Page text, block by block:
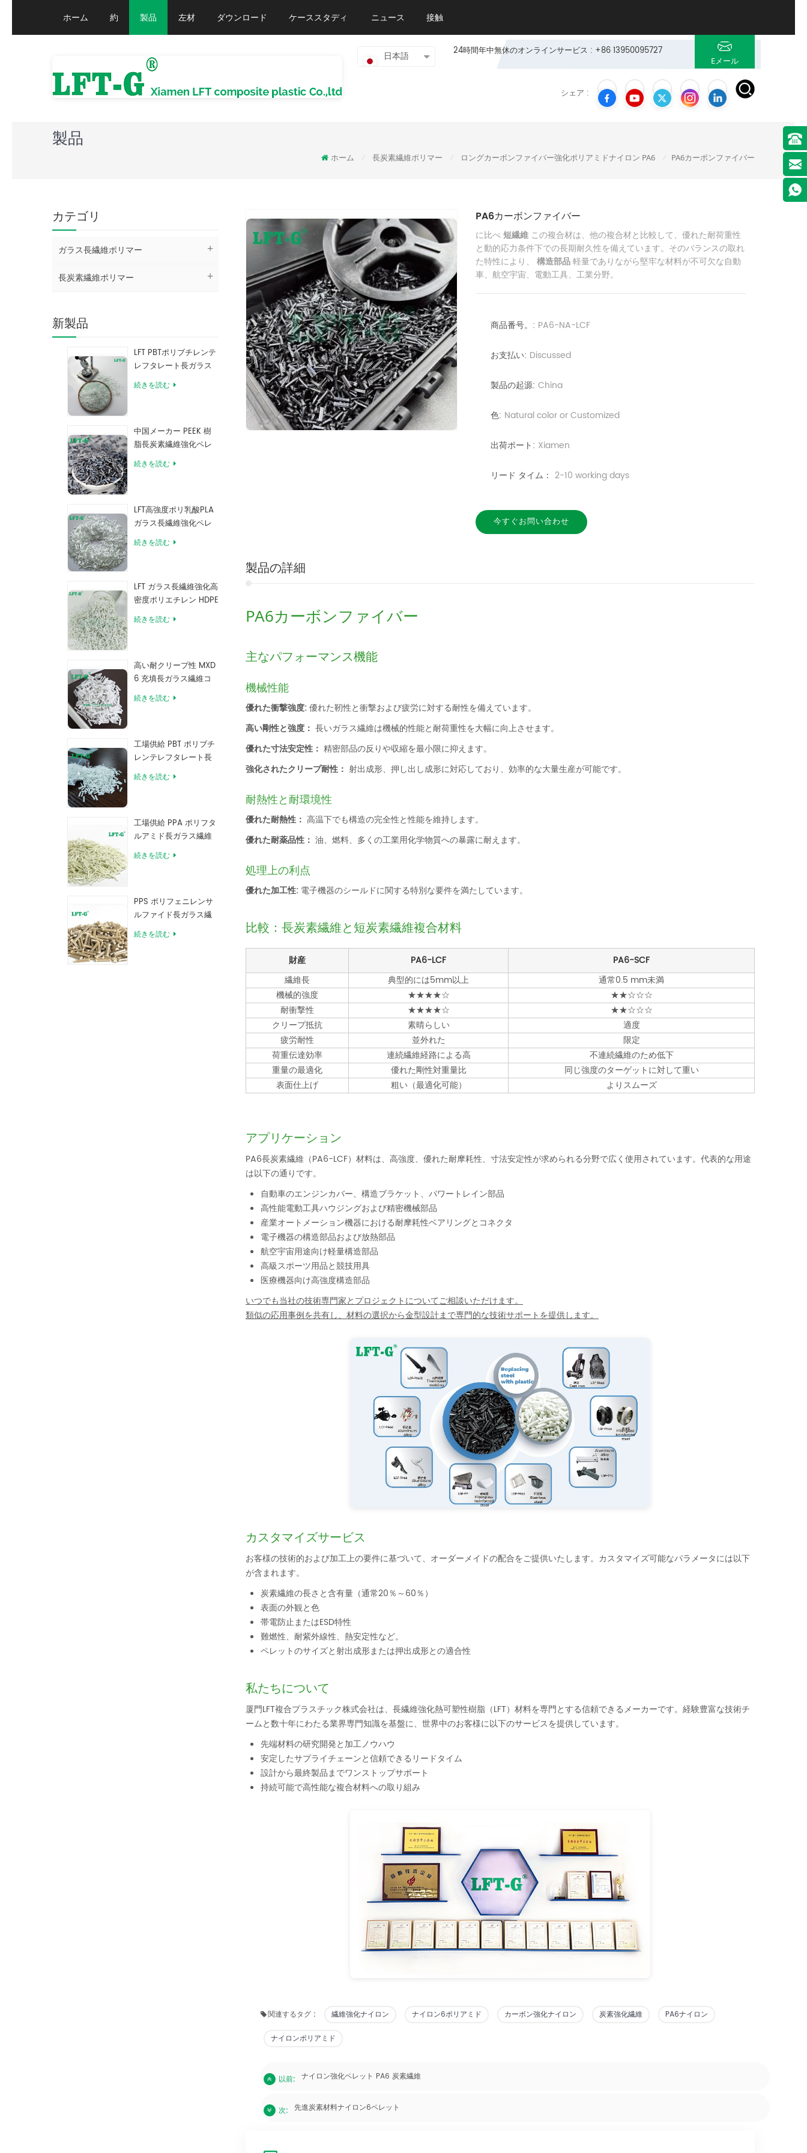
ホーム 約 製品 左材 ダウンロード ケーススタディ ニュース 接触
24時間年中無休のオンラインサービス : +86 13950095727
Eメール
日本語
シェア :
製品
ホーム 長炭素繊維ポリマー ロングカーボンファイバー強化ポリアミドナイロン PA6 PA6カーボンファイバー
カテゴリ
ガラス長繊維ポリマー
長炭素繊維ポリマー
新製品
LFT PBTポリブチレンテ
レフタレート長ガラス
繊維充填複合材料
続きを読む
中国メーカー PEEK 樹
脂長炭素繊維強化ペレ
ット
続きを読む
LFT高強度ポリ乳酸PLA
ガラス長繊維強化ペレ
ット
続きを読む
LFT ガラス長繊維強化高
密度ポリエチレン HDPE
続きを読む
高い耐クリープ性 MXD
6 充填長ガラス繊維コ
ンパウンド
続きを読む
工場供給 PBT ポリブチ
レンテレフタレート長
ガラス繊維強化コンパ
ウンド
続きを読む
工場供給 PPA ポリフタ
ルアミド長ガラス繊維
強化コンパウンド
続きを読む
PPS ポリフェニレンサ
ルファイド長ガラス繊
維強化コンパウンド
続きを読む
PA6カーボンファイバー
に比べ短繊維 この複合材は、他の複合材と比較して、優れた耐荷重性
と動的応力条件下での長期耐久性を備えています。そのバランスの取れ
た特性により、構造部品軽量でありながら堅牢な材料が不可欠な自動
車、航空宇宙、電動工具、工業分野。
商品番号。: PA6-NA-LCF
お支払い: Discussed
製品の起源: China
色: Natural color or Customized
出荷ポート: Xiamen
リード タイム： 2-10 working days
今すぐお問い合わせ
製品の詳細
PA6カーボンファイバー
主なパフォーマンス機能
機械性能
優れた衝撃強度:優れた靭性と衝撃および疲労に対する耐性を備えています。
高い剛性と強度： 長いガラス繊維は機械的性能と耐荷重性を大幅に向上させます。
優れた寸法安定性： 精密部品の反りや収縮を最小限に抑えます。
強化されたクリープ耐性： 射出成形、押し出し成形に対応しており、効率的な大量生産が可能です。
耐熱性と耐環境性
優れた耐熱性： 高温下でも構造の完全性と性能を維持します。
優れた耐薬品性： 油、燃料、多くの工業用化学物質への暴露に耐えます。
処理上の利点
優れた加工性: 電子機器のシールドに関する特別な要件を満たしています。
比較：長炭素繊維と短炭素繊維複合材料
財産 PA6-LCF
PA6-SCF
繊維長
典型的には5mm以上
通常0.5 mm未満
機械的強度
★★★★☆
★★☆☆☆
耐衝撃性
★★★★☆
★★☆☆☆
クリープ抵抗
素晴らしい
適度
疲労耐性
並外れた
限定
荷重伝達効率
連続繊維経路による高
不連続繊維のため低下
重量の最適化
優れた剛性対重量比
同じ強度のターゲットに対して重い
表面仕上げ
粗い（最適化可能） よりスムーズ
アプリケーション
PA6長炭素繊維（PA6-LCF）材料は、高強度、優れた耐摩耗性、寸法安定性が求められる分野で広く使用されています。代表的な用途
は以下の通りです。
自動車のエンジンカバー、構造ブラケット、パワートレイン部品
高性能電動工具ハウジングおよび精密機械部品
産業オートメーション機器における耐摩耗性ベアリングとコネクタ
電子機器の構造部品および放熱部品
航空宇宙用途向け軽量構造部品
高級スポーツ用品と競技用具
医療機器向け高強度構造部品
いつでも当社の技術専門家とプロジェクトについてご相談いただけます。
類似の応用事例を共有し、材料の選択から金型設計まで専門的な技術サポートを提供します。
カスタマイズサービス
お客様の技術的および加工上の要件に基づいて、オーダーメイドの配合をご提供いたします。カスタマイズ可能なパラメータには以下
が含まれます。
炭素繊維の長さと含有量（通常20％～60％）
表面の外観と色
帯電防止またはESD特性
難燃性、耐紫外線性、熱安定性など。
ペレットのサイズと射出成形または押出成形との適合性
私たちについて
厦門LFT複合プラスチック株式会社は、長繊維強化熱可塑性樹脂（LFT）材料を専門とする信頼できるメーカーです。経験豊富な技術チ
ームと数十年にわたる業界専門知識を基盤に、世界中のお客様に以下のサービスを提供しています。
先端材料の研究開発と加工ノウハウ
安定したサプライチェーンと信頼できるリードタイム
設計から最終製品までワンストップサポート
持続可能で高性能な複合材料への取り組み
関連するタグ : 繊維強化ナイロン ナイロン6ポリアミド カーボン強化ナイロン 炭素強化繊維 PA6ナイロン
ナイロンポリアミド
以前: ナイロン強化ペレット PA6 炭素繊維
次: 先進炭素材料ナイロン6ペレット